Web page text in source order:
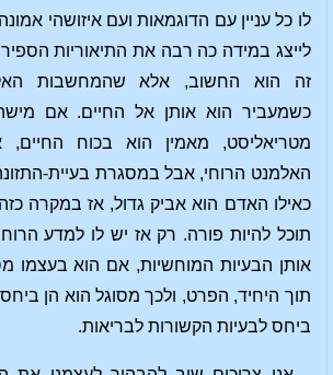
לו כל עניין עם הדוגמאות ועם איזושהי
לייצג במידה כה רבה את התיאוריות
זה הוא החשוב, אלא שהמחשבות
כשמעביר הוא אותן אל החיים. אם
מטריאליסט, מאמין הוא בכוח
האלמנט הרוחי, אבל במסגרת בעיית-
כאילו האדם הוא אביק גדול, אז במקרה
תוכל להיות פורה. רק אז יש לו למדע
אותן הבעיות המוחשיות, אם הוא בעצמו
תוך היחיד, הפרט, ולכך מסוגל הוא הן ביחס
ביחס לבעיות הקשורות לבריאות.